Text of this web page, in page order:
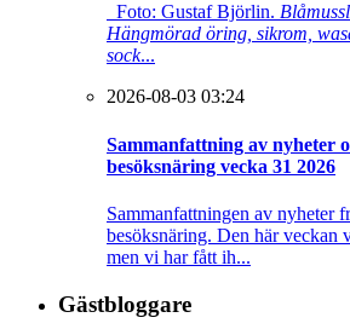
Foto: Gustaf Björlin.
Hängmörad öring, sikrom,
sock...
2026-08-03 03:24
Sammanfattning av nyheter
besöksnäring vecka 31 2026
Sammanfattningen av nyheter
besöksnäring. Den här veckan
men vi har fått ih...
Gästbloggare